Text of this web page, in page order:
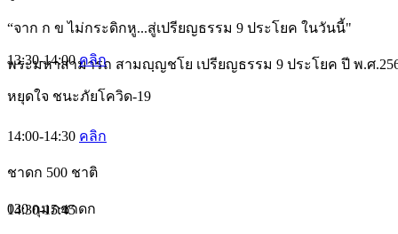
“จาก ก ข ไม่กระดิกหู...สู่เปรียญธรรม 9 ประโยค ในวันนี้"
พระมหาสามารถ สามญฺญชโย เปรียญธรรม 9 ประโยค ปี พ.ศ
13:30-14:00คลิก
หยุดใจ ชนะภัยโควิด-19
14:00-14:30 คลิก
ชาดก 500 ชาติ
030 กุมภชาดก
14:30-15:45